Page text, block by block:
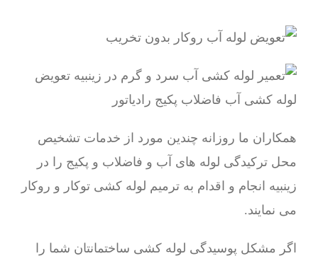
همکاران ما روزانه چندین مورد از خدمات تشخیص
محل ترکیدگی لوله های آب و فاضلاب و پکیج را در
زینبیه انجام و اقدام به ترمیم لوله کشی توکار و روکار
می نمایند.
اگر مشکل پوسیدگی لوله کشی ساختمانتان شما را